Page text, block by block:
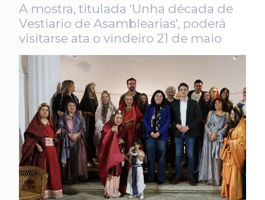
A mostra, titulada 'Unha década de
Vestiario de Asamblearias', poderá
visitarse ata o vindeiro 21 de maio